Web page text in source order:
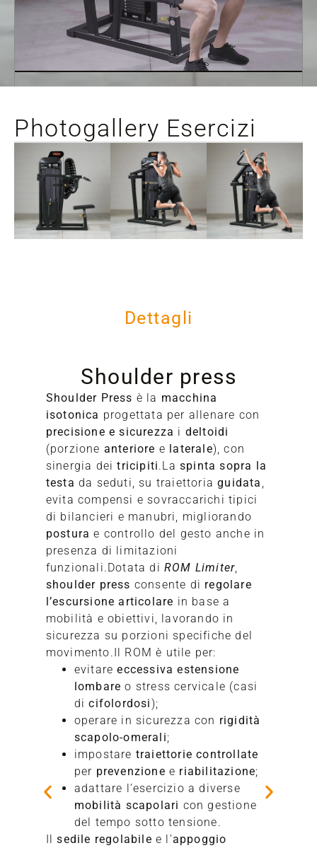
Photogallery Esercizi
Dettagli
Shoulder press
Shoulder Press è la macchina
isotonica progettata per allenare con
precisione e sicurezza i deltoidi
(porzione anteriore e laterale), con
sinergia deitricipiti.Laspinta sopra la
testa da seduti, su traiettoriaguidata ,
evita compensi e sovraccarichi tipici
di bilancieri e manubri, migliorando
postura e controllo del gesto anche in
presenza di limitazioni
funzionali.Dotata di ROM Limiter,
shoulder press consente di regolare
l’escursione articolare in base a
mobilità e obiettivi, lavorando in
sicurezza su porzioni specifiche del
movimento.Il ROM è utile per:
evitareeccessiva estensione
lombare o stress cervicale (casi
dicifolordosi );
operare in sicurezza con rigidità
scapolo-omerali;
impostare traiettorie controllate
per prevenzione e riabilitazione;
adattare l’esercizio a diverse
mobilità scapolari con gestione
del tempo sotto tensione.
Ilsedile regolabile e l’appoggio